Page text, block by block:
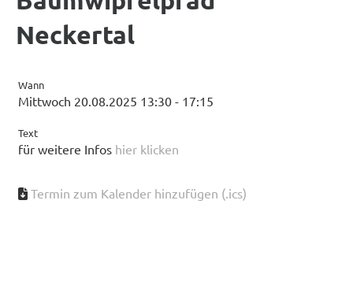
Neckertal
Wann
Mittwoch 20.08.2025 13:30 - 17:15
Text
für weitere Infos hier klicken
Termin zum Kalender hinzufügen (.ics)